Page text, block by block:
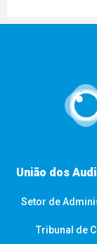
União dos
Setor de
Tribunal de